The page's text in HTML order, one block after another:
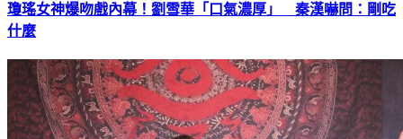
瓊瑤女神爆吻戲內幕！劉雪華「口氣濃厚」 秦漢嚇問：剛吃
什麼